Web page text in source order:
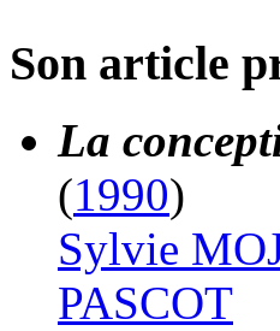
Son article
La
(1990)
Sylvie
PASCOT